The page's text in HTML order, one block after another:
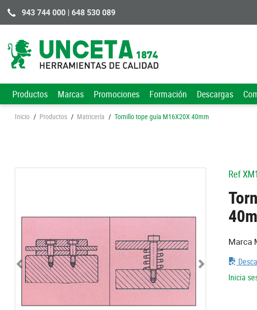
943 744 000 | 648 530 089
Productos Marcas Promociones Formación Descargas
Inicio / Productos / Matricería / Tornillo tope guía M16X20X 40mm
Ref
Marca
Inicia